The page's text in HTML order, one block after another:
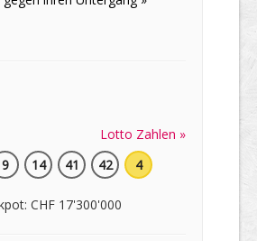
Lotto Zahlen »
9 14 41 42 4
CHF 17'300'000